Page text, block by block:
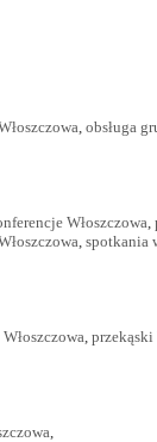
, obsługa
Włoszczowa,
, spotkania
, przekąski
,